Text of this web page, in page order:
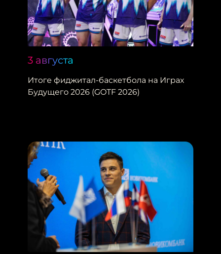
3 августа
Итоге фиджитал-баскетбола на Играх
Будущего 2026 (GOTF 2026)